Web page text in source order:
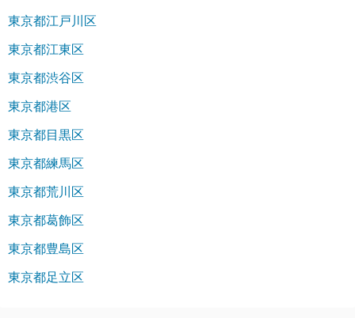
東京都江戸川区
東京都江東区
東京都渋谷区
東京都港区
東京都目黒区
東京都練馬区
東京都荒川区
東京都葛飾区
東京都豊島区
東京都足立区